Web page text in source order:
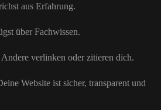
aus Erfahrung.
über Fachwissen.
Andere verlinken oder zitieren dich.
Website ist sicher, transparent und